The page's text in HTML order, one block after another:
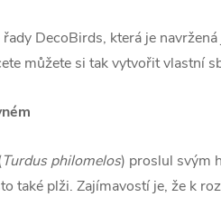
DecoBirds, která je navržená
můžete si tak vytvořit vlastní
Turdus philomelos) proslul svým
také plži. Zajímavostí je, že k